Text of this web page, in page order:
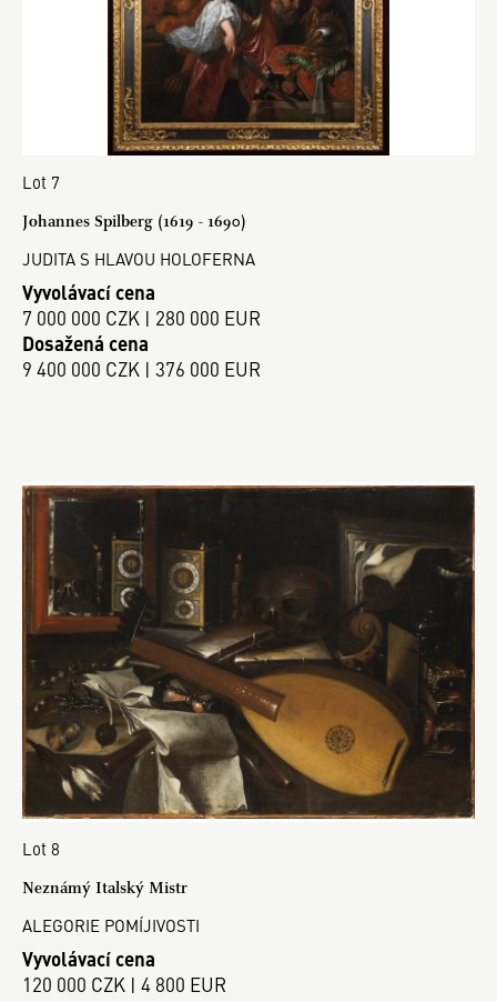
Lot 7
Johannes Spilberg (1619 - 1690)
JUDITA S HLAVOU HOLOFERNA
Vyvolávací cena
7 000 000 CZK | 280 000 EUR
Dosažená cena
9 400 000 CZK | 376 000 EUR
Lot 8
Neznámý Italský Mistr
ALEGORIE POMÍJIVOSTI
Vyvolávací cena
120 000 CZK | 4 800 EUR